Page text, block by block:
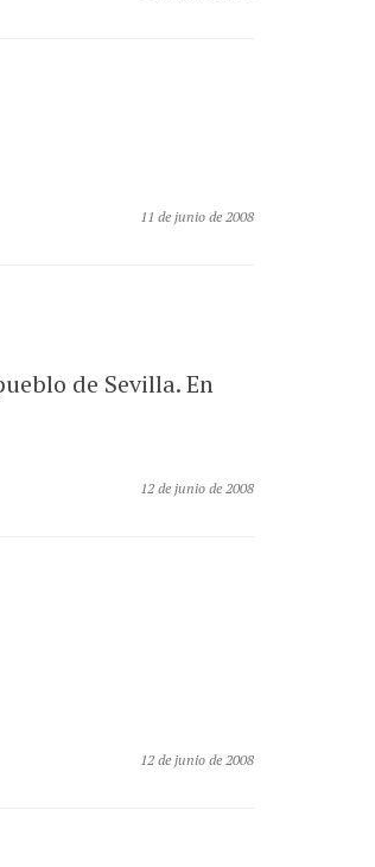
11 de junio de 2008
de Sevilla. En
12 de junio de 2008
12 de junio de 2008